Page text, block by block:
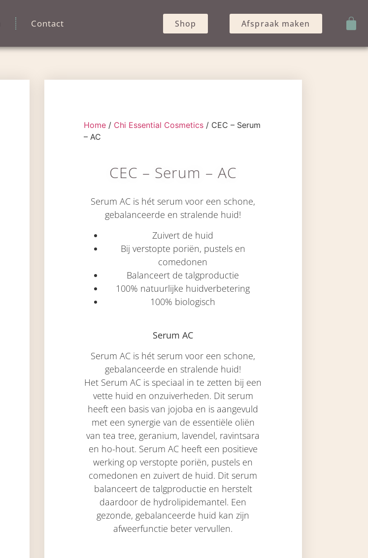
Contact Shop Afspraak maken
Home / Chi Essential Cosmetics / CEC – Serum
– AC
CEC – Serum – AC
Serum AC is hét serum voor een schone,
gebalanceerde en stralende huid!
Zuivert de huid
Bij verstopte poriën, pustels en
comedonen
Balanceert de talgproductie
100% natuurlijke huidverbetering
100% biologisch
Serum AC
Serum AC is hét serum voor een schone,
gebalanceerde en stralende huid!
Het Serum AC is speciaal in te zetten bij een
vette huid en onzuiverheden. Dit serum
heeft een basis van jojoba en is aangevuld
met een synergie van de essentiële oliën
van tea tree, geranium, lavendel, ravintsara
en ho-hout. Serum AC heeft een positieve
werking op verstopte poriën, pustels en
comedonen en zuivert de huid. Dit serum
balanceert de talgproductie en herstelt
daardoor de hydrolipidemantel. Een
gezonde, gebalanceerde huid kan zijn
afweerfunctie beter vervullen.